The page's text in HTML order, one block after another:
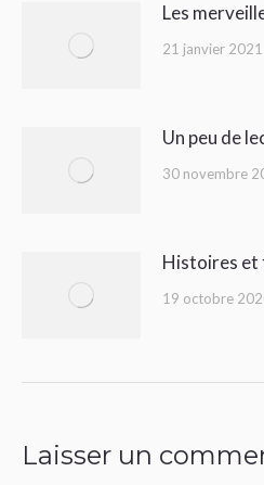
Les
21 janvier 2021
Un peu de
30 novembre
Histoires
19 octobre
Laisser un